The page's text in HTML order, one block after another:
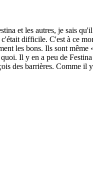
et les autres, je sais
difficile. C'est à ce
les bons. Ils sont
Il y en a peu de
des barrières. Comme